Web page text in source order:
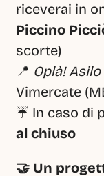
riceverai in
Piccino
scorte)
📍 Oplà!
Vimercate
al chiuso
🤝 Un